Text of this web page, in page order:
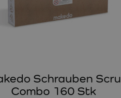
Schrauben Scru
Combo 160 Stk